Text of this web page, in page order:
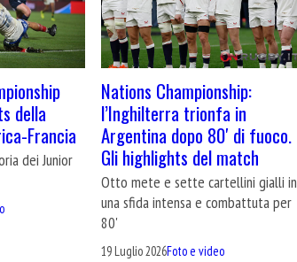
della
Francia
dei Junior
Nations Championship:
l’Inghilterra trionfa in
Argentina dopo 80′ di fuoco.
Gli highlights del match
Otto mete e sette cartellini gialli in
una sfida intensa e combattuta per
80'
19 Luglio 2026Foto e video